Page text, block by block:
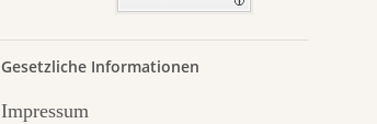
Gesetzliche Informationen
Impressum